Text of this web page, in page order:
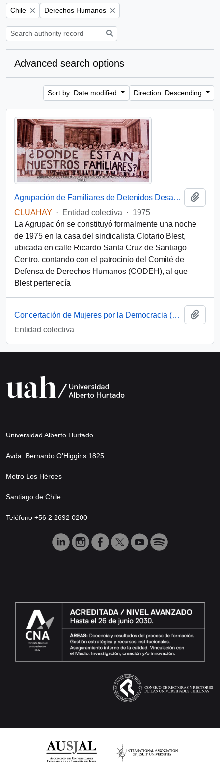
Remove filter:
Chile Remove filter:
Derechos Humanos
Advanced search options
Sort by: Date modified Direction: Descending
Agrupación de Familiares de Detenidos Desaparecidos (Chile)
CLUAHAY
· Entidad colectiva · 1975
La Agrupación se constituyó formalmente una noche
de 1975 en la casa del sindicalista Clotario Blest,
ubicada en calle Ricardo Santa Cruz de Santiago
Centro, contando con el patrocinio del Comité de
Defensa de Derechos Humanos (CODEH), al que
Blest pertenecía
Concertación de Mujeres por la Democracia (Santiago, Chile)
Entidad colectiva
Universidad Alberto Hurtado
Avda. Bernardo O’Higgins 1825
Metro Los Héroes
Santiago de Chile
Teléfono +56 2 2692 0200